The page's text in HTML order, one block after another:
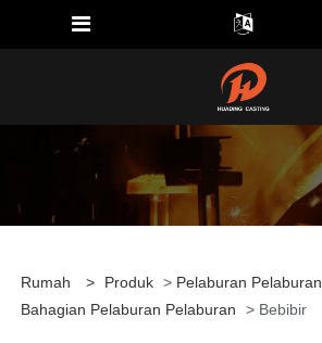
Rumah > Produk > Pelaburan Pelaburan
Bahagian Pelaburan Pelaburan
> Bebibir